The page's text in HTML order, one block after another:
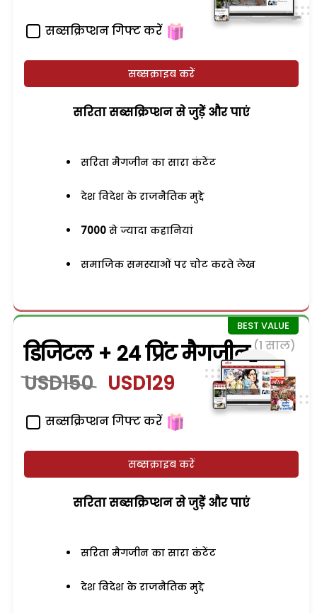
सब्सक्रिप्शन गिफ्ट करें
सब्सक्राइब करें
सरिता सब्सक्रिप्शन से जुड़ेें और पाएं
सरिता मैगजीन का सारा कंटेंट
देश विदेश के राजनैतिक मुद्दे
7000 से ज्यादा कहानियां
समाजिक समस्याओं पर चोट करते लेख
डिजिटल + 24 प्रिंट मैगजीन (1 साल)
USD150 USD129
सब्सक्रिप्शन गिफ्ट करें
सब्सक्राइब करें
सरिता सब्सक्रिप्शन से जुड़ेें और पाएं
सरिता मैगजीन का सारा कंटेंट
देश विदेश के राजनैतिक मुद्दे